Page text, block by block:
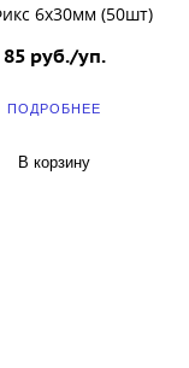
6х30мм (50шт)
85 руб./уп.
ПОДРОБНЕЕ
В корзину